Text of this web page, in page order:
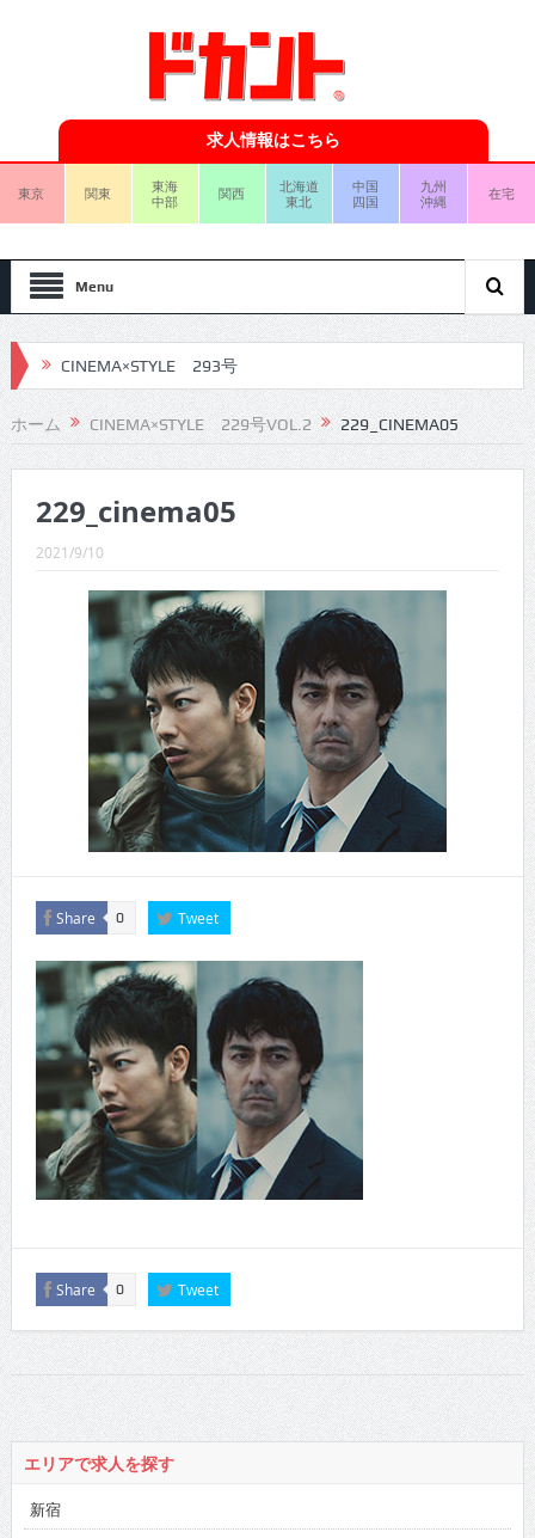
求人情報はこちら
東京 関東
東海
中部
関西
北海道
東北
中国
四国
九州
沖縄
在宅
Menu
CINEMA×STYLE 293号
CINEMA×STYLE 292号
CINEMA×STYLE 291号
CINEMA×STYLE 290号
CINEMA×STYLE 289号
CINEMA×STYLE 288号
CINEMA×STYLE 287号
CINEMA×STYLE 286号
CINEMA×STYLE 285号
CINEMA×STYLE 294号
ホーム CINEMA×STYLE 229号VOL.2 229_CINEMA05
229_cinema05
2021/9/10
Share 0 Tweet
Share 0 Tweet
エリアで求人を探す
新宿